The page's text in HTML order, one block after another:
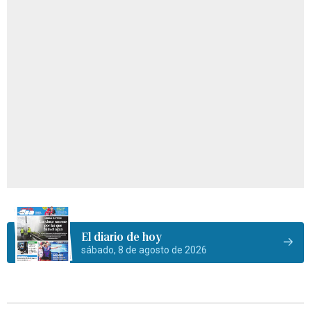
El diario de hoy
sábado, 8 de agosto de 2026